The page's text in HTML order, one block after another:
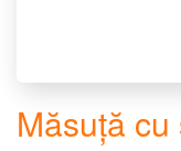
Măsuță